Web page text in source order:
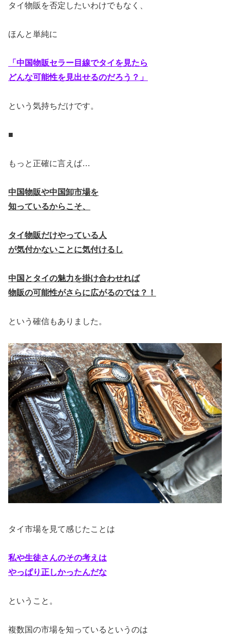
タイ物販を否定したいわけでもなく、
ほんと単純に
「中国物販セラー目線でタイを見たら
どんな可能性を見出せるのだろう？」
という気持ちだけです。
■
もっと正確に言えば…
中国物販や中国卸市場を
知っているからこそ、
タイ物販だけやっている人
が気付かないことに気付けるし
中国とタイの魅力を掛け合わせれば
物販の可能性がさらに広がるのでは？！
という確信もありました。
タイ市場を見て感じたことは
私や生徒さんのその考えは
やっぱり正しかったんだな
ということ。
複数国の市場を知っているというのは